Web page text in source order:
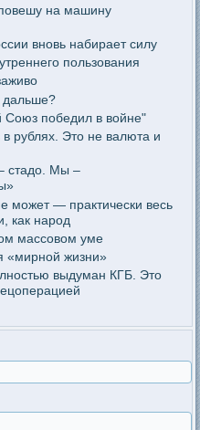
на машину
вновь набирает силу
пользования
дальше?
Союз победил в войне"
в рублях. Это не валюта и
стадо. Мы –
может — практически весь
как народ
массовом уме
«мирной жизни»
выдуман КГБ. Это